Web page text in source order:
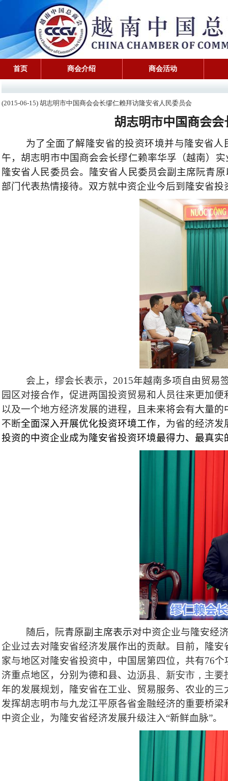
首页 商会介绍 商会活动
(2015-06-15) 胡志明市中国商会会长缪仁赖拜访隆安省人民委员会
胡志明市中国商会
为了全面了解隆安省的投资环境并与隆安省
午，胡志明市中国商会会长缪仁赖率华孚（越南）
隆安省人民委员会。隆安省人民委员会副主席阮青
部门代表热情接待。双方就中资企业今后到隆安省
会上，缪会长表示， 2015年越南多项自由贸易
园区对接合作， 促进两国投资贸易和人员往来更加便
以及一个地方经济发展的进程，且 未来将会有大量的
不断全面深入开展优化投资环境工作，为省的经济发
投资的中资企业成为隆安省投资环境最得力、 最真实
随后，阮青原副主席表示对中资企业与隆安经
企业过去对隆安省经济发展作出的贡献。目前，
隆安
家与地区对隆安省投资中，中国居第四位，共有76个
济重点地区，分别为德和县、 边沥县、新安市，主要
年的发展规划，隆安省在工业、贸易服务、 农业的三
发挥胡志明市与九龙江平原各省金融经济的重要桥梁
中资企业， 为隆安省经济发展升级注入“新鲜血脉”。